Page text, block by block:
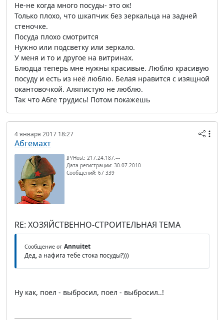
Не-не когда много посуды- это ок!
Только плохо, что шкапчик без зеркальца на задней
стеночке.
Посуда плохо смотрится
Нужно или подсветку или зеркало.
У меня и то и другое на витринах.
Блюдца теперь мне нужны красивые. Люблю красивую
посуду и есть из неё люблю. Белая нравится с изящной
окантовочкой. Аляпистую не люблю.
Так что Абге трудись! Потом покажешь
4 января 2017 18:27
Абгемахт
IP/Host: 217.24.187.---
Дата регистрации: 30.07.2010
Сообщений: 67 339
RE: ХОЗЯЙСТВЕННО-СТРОИТЕЛЬНАЯ ТЕМА
Сообщение от Annuitet
Дед, а нафига тебе стока посуды?)))
Ну как, поел - выбросил, поел - выбросил..!